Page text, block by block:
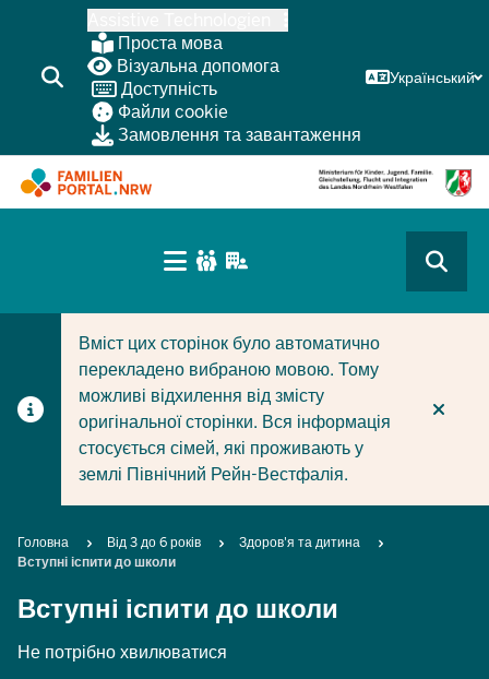
основного
змісту
Проста мова
Візуальна допомога
Доступність
Файли cookie
Замовлення та завантаження
Український
CURRENT SECTION ДЛЯ КОМПАНІЙ/
CURRENT SECTION ДЛЯ СІМЕЙ
(BÜRGERBEREICH
Вміст цих сторінок було автоматично
перекладено вибраною мовою. Тому
можливі відхилення від змісту
оригінальної сторінки. Вся інформація
стосується сімей, які проживають у
землі Північний Рейн-Вестфалія.
Breadcrumb
Головна Від 3 до 6 років
Здоров'я та дитина
Вступні іспити до школи
Вступні іспити до школи
Не потрібно хвилюватися